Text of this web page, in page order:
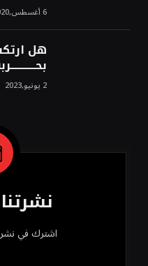
6 أغسطس,2020
هل
روسيا
محسن 2 يونيو,2023
اشترك في